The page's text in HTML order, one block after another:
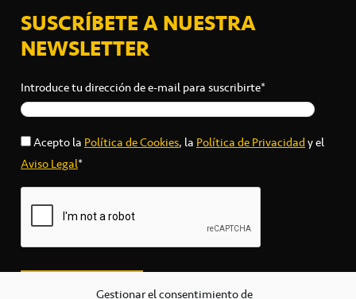
Gestionar el consentimiento de
SUSCRÍBETE A NUESTRA
NEWSLETTER
Introduce tu dirección de e-mail para suscribirte*
Acepto laPolítica de Cookies, laPolítica de Privacidady el
Aviso Legal*